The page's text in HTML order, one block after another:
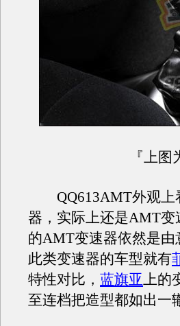
『上图
QQ613AMT外观上
器，实际上还是AMT变
的AMT变速器依然是
此类变速器的车型就有
特性对比， 蓝旗亚上的
至连档把造型都如出一